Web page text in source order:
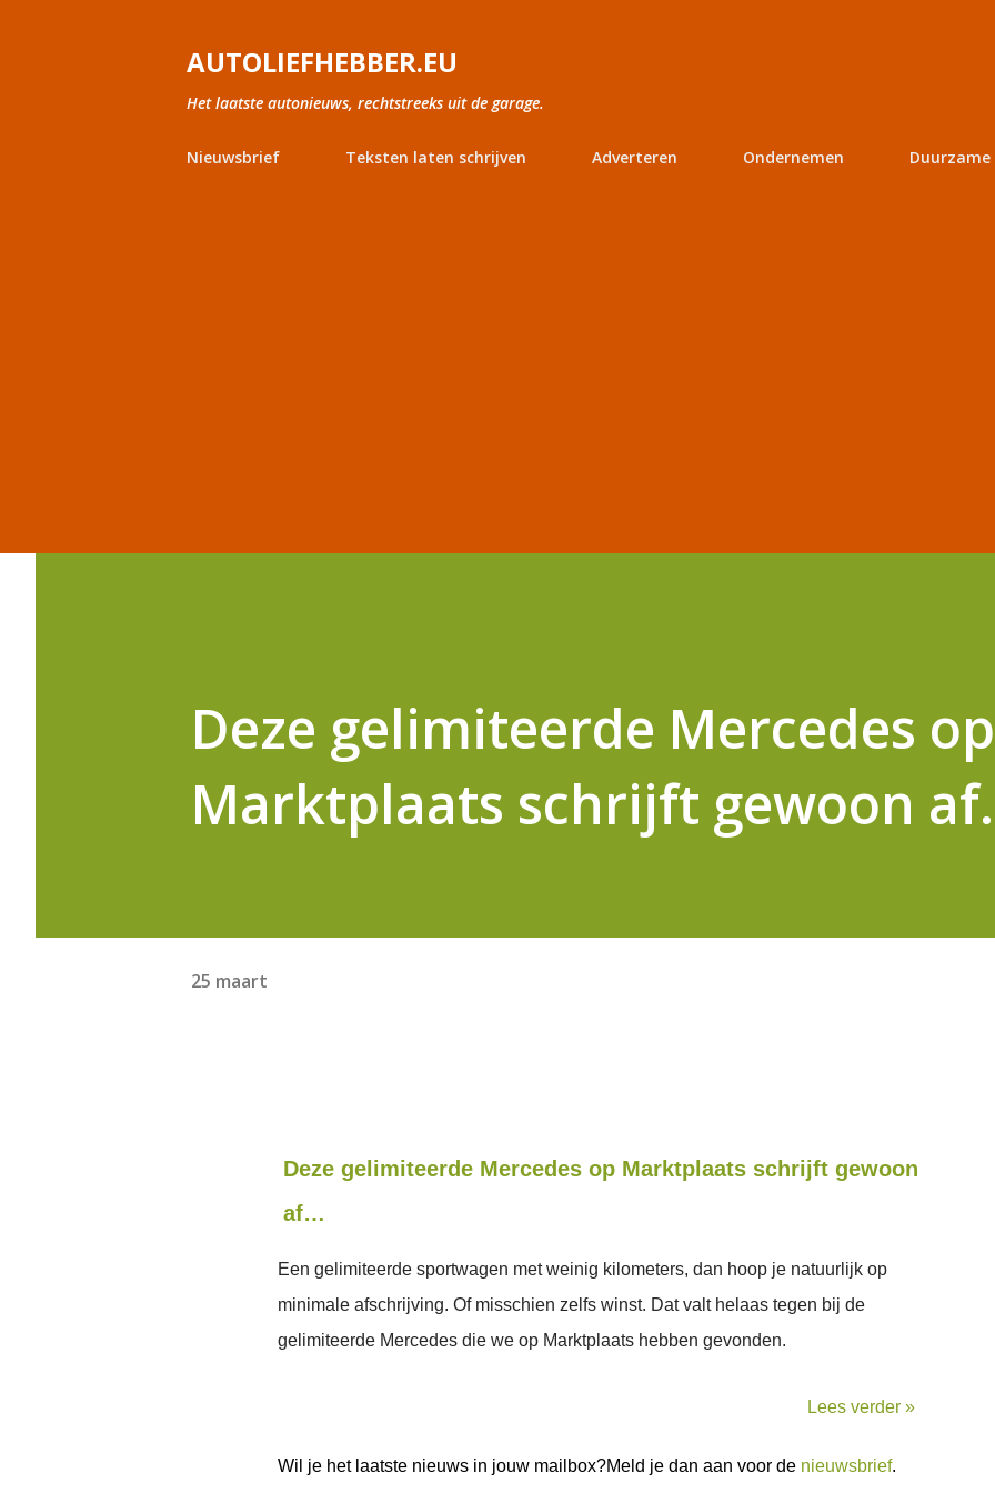
AUTOLIEFHEBBER.EU
Het laatste autonieuws, rechtstreeks uit de garage.
Nieuwsbrief Teksten laten schrijven Adverteren Ondernemen Duurzame
Deze gelimiteerde Mercedes op
Marktplaats schrijft gewoon
25 maart
Deze gelimiteerde Mercedes op Marktplaats schrijft gewoon
af…
Een gelimiteerde sportwagen met weinig kilometers, dan hoop je natuurlijk op
minimale afschrijving. Of misschien zelfs winst. Dat valt helaas tegen bij de
gelimiteerde Mercedes die we op Marktplaats hebben gevonden.
Lees verder »
Wil je het laatste nieuws in jouw mailbox?Meld je dan aan voor de nieuwsbrief.